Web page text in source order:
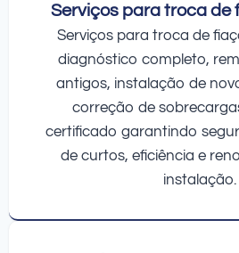
Serviços para troca de
Serviços para troca de
diagnóstico completo,
antigos, instalação de
correção de
certificado garantindo
de curtos, eficiência e
instalação.